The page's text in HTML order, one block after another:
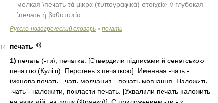
мелкая \печать τά μικρά (τυπογραφικά) στοιχεία· ◊ глубокая
\печать ἡ βαθυτυπία.
Русско-новогреческий словарь > печать
14
печать
1) печать (-ти), печатка. [Ствердили підписами й сенатською
печаттю (Куліш). Перстень з печаткою]. Именная -чать -
іменова печать. -чать молчания - печать мовчання. Наложить
-чать - наложити, покласти печать. [Ухвалили печать наложить